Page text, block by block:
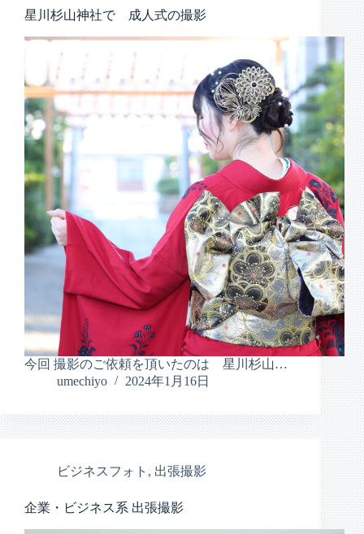
星川杉山神社で 成人式の撮影
今回 撮影のご依頼を頂いたのは 星川杉山…
umechiyo
2024年1月16日
ビジネスフォト , 出張撮影
企業・ビジネス系 出張撮影